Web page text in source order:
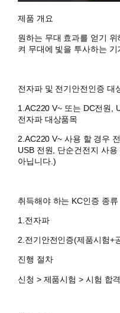
제품 개요
원하는 무대 효과를 얻기
켜 무대에 빛을 투사하는 기
전자파 및 전기안전인증 대
1.AC220 V~ 또는 DC전원,
전자파 대상품목
2.AC220 V~ 사용 할 경우
USB 전원, 단순건전지 사
아닙니다.)
취득해야 하는 KC인증 종류
1.전자파
2.전기안전인증(제품시험+
진행 절차
신청 > 제품시험 > 시험 합